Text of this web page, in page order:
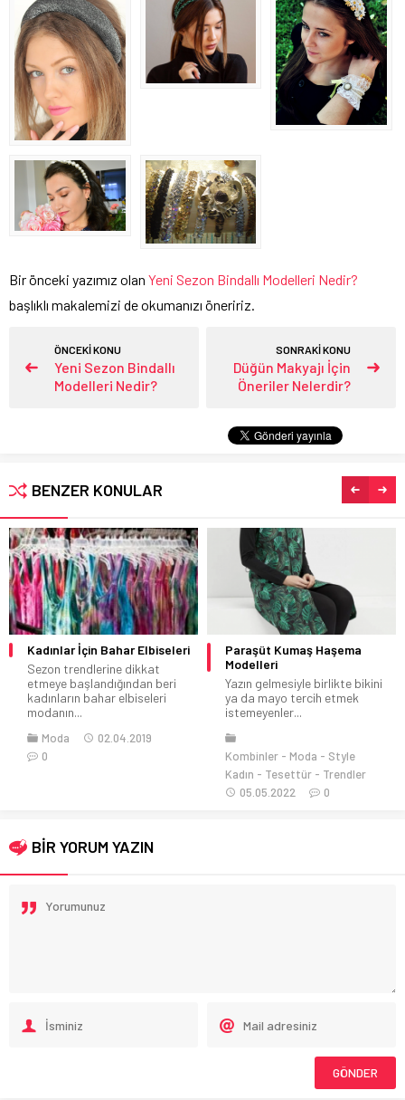
Bir önceki yazımız olan Yeni Sezon Bindallı Modelleri Nedir?
başlıklı makalemizi de okumanızı öneririz.
ÖNCEKİ KONU
Yeni Sezon Bindallı
Modelleri Nedir?
SONRAKİ KONU
Düğün Makyajı İçin
Öneriler Nelerdir?
BENZER KONULAR
Kadınlar İçin Bahar Elbiseleri
Sezon trendlerine dikkat
etmeye başlandığından beri
kadınların bahar elbiseleri
modanın...
Moda
02.04.2019
0
Paraşüt Kumaş Haşema
Modelleri
Yazın gelmesiyle birlikte bikini
ya da mayo tercih etmek
istemeyenler...
Kombinler Moda
Style
Kadın
Tesettür
Trendler
05.05.2022
0
BİR YORUM YAZIN